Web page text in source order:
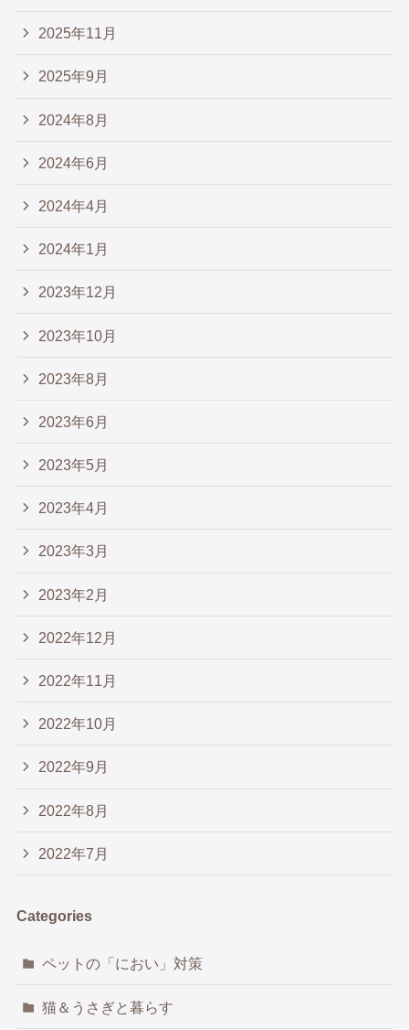
2025年11月
2025年9月
2024年8月
2024年6月
2024年4月
2024年1月
2023年12月
2023年10月
2023年8月
2023年6月
2023年5月
2023年4月
2023年3月
2023年2月
2022年12月
2022年11月
2022年10月
2022年9月
2022年8月
2022年7月
Categories
ペットの「におい」対策
猫＆うさぎと暮らす